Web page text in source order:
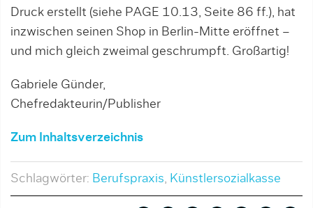
Druck erstellt (siehe PAGE 10.13, Seite 86 ff.), hat
inzwischen seinen Shop in Berlin-Mitte eröffnet –
und mich gleich zweimal geschrumpft. Großartig!
Gabriele Günder,
Chefredakteurin/Publisher
Zum Inhaltsverzeichnis
Schlagwörter: Berufspraxis, Künstlersozialkasse